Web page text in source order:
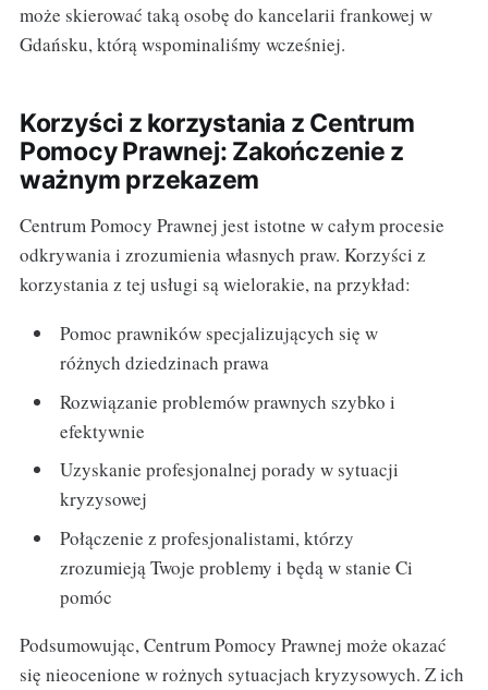
może skierować taką osobę do kancelarii frankowej w
Gdańsku, którą wspominaliśmy wcześniej.
Korzyści z korzystania z Centrum
Pomocy Prawnej: Zakończenie z
ważnym przekazem
Centrum Pomocy Prawnej jest istotne w całym procesie
odkrywania i zrozumienia własnych praw. Korzyści z
korzystania z tej usługi są wielorakie, na przykład:
Pomoc prawników specjalizujących się w
różnych dziedzinach prawa
Rozwiązanie problemów prawnych szybko i
efektywnie
Uzyskanie profesjonalnej porady w sytuacji
kryzysowej
Połączenie z profesjonalistami, którzy
zrozumieją Twoje problemy i będą w stanie Ci
pomóc
Podsumowując, Centrum Pomocy Prawnej może okazać
się nieocenione w rożnych sytuacjach kryzysowych. Z ich